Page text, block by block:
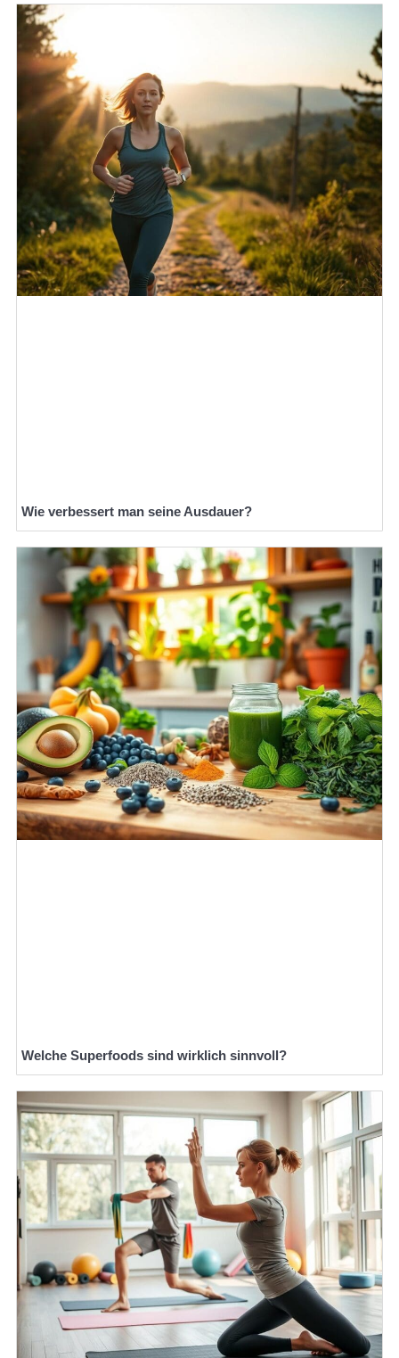
Wie verbessert man seine Ausdauer?
Welche Superfoods sind wirklich sinnvoll?